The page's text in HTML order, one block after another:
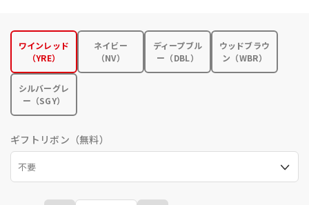
ワインレッド
（YRE）
ネイビー
（NV）
ディープブル
ー（DBL）
ウッドブラウ
ン（WBR）
シルバーグレ
ー（SGY）
ギフトリボン（無料）